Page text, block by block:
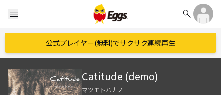
menu search
公式プレイヤー(無料)でサクサク連続再生
Catitude (demo)
マツモトハナノ